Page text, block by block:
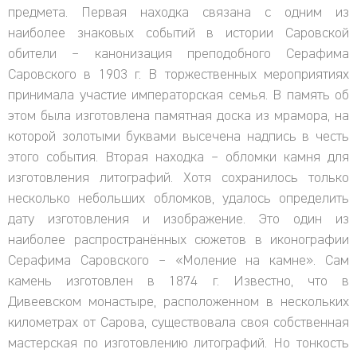
предмета. Первая находка связана с одним из
наиболее знаковых событий в истории Саровской
обители – канонизация преподобного Серафима
Саровского в 1903 г. В торжественных мероприятиях
принимала участие императорская семья. В память об
этом была изготовлена памятная доска из мрамора, на
которой золотыми буквами высечена надпись в честь
этого события. Вторая находка – обломки камня для
изготовления литографий. Хотя сохранилось только
несколько небольших обломков, удалось определить
дату изготовления и изображение. Это один из
наиболее распространённых сюжетов в иконографии
Серафима Саровского – «Моление на камне». Сам
камень изготовлен в 1874 г. Известно, что в
Дивеевском монастыре, расположенном в нескольких
километрах от Сарова, существовала своя собственная
мастерская по изготовлению литографий. Но тонкость